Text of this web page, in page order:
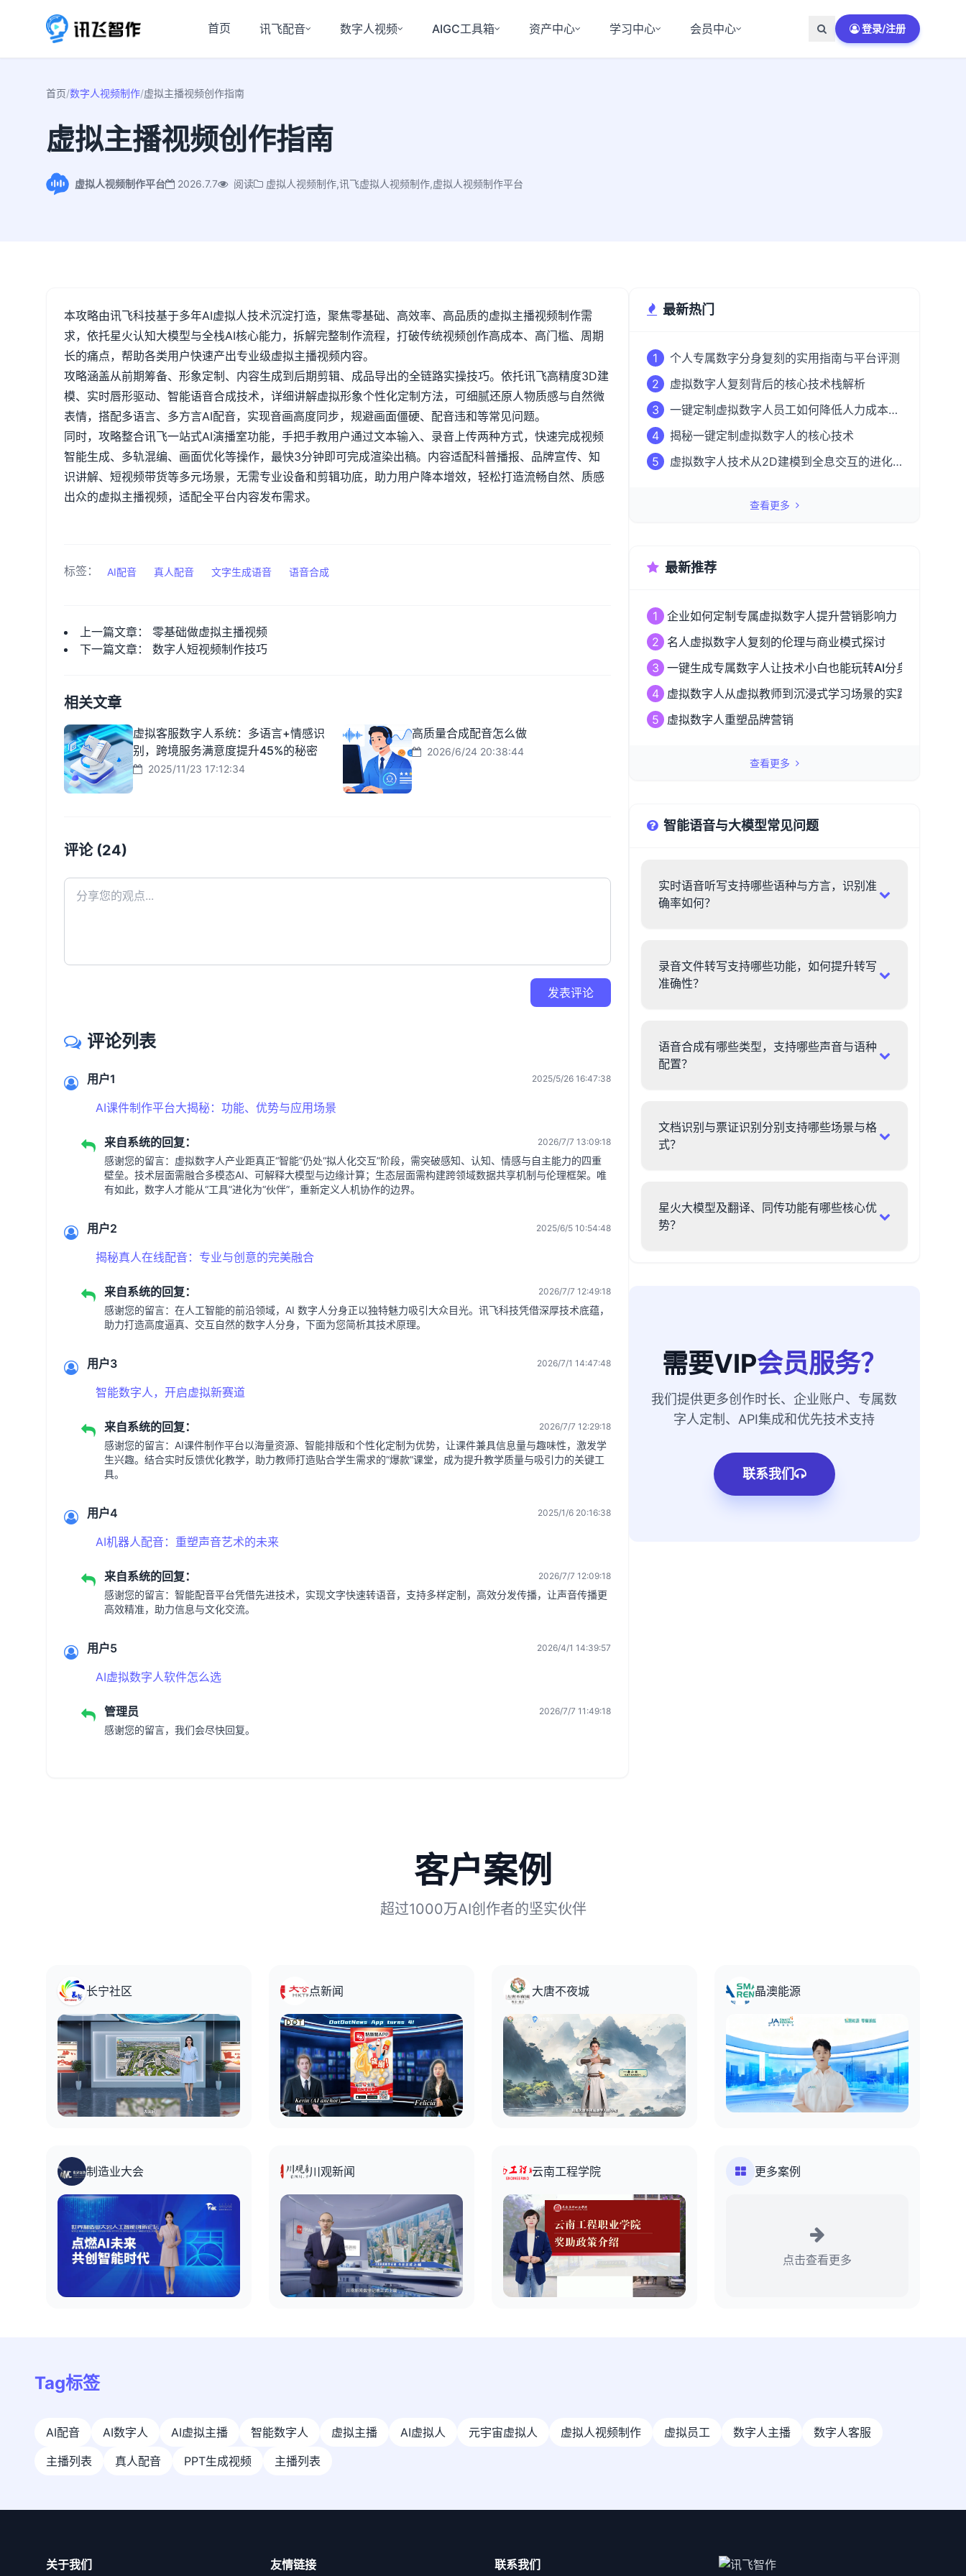
首页 讯飞配音 数字人视频 AIGC工具箱 资产中心 学习中心 会员中心 登录/注册
首页/数字人视频制作/虚拟主播视频创作指南
虚拟主播视频创作指南
虚拟人视频制作平台 2026.7.7 阅读 虚拟人视频制作,讯飞虚拟人视频制作,虚拟人视频制作平台
本攻略由讯飞科技基于多年AI虚拟人技术沉淀打造，聚焦零基础、高效率、高品质的虚拟主播视频制作需
求，依托星火认知大模型与全栈AI核心能力，拆解完整制作流程，打破传统视频创作高成本、高门槛、周期
长的痛点，帮助各类用户快速产出专业级虚拟主播视频内容。
攻略涵盖从前期筹备、形象定制、内容生成到后期剪辑、成品导出的全链路实操技巧。依托讯飞高精度3D建
模、实时唇形驱动、智能语音合成技术，详细讲解虚拟形象个性化定制方法，可细腻还原人物质感与自然微
表情，搭配多语言、多方言AI配音，实现音画高度同步，规避画面僵硬、配音违和等常见问题。
同时，攻略整合讯飞一站式AI演播室功能，手把手教用户通过文本输入、录音上传两种方式，快速完成视频
智能生成、多轨混编、画面优化等操作，最快3分钟即可完成渲染出稿。内容适配科普播报、品牌宣传、知
识讲解、短视频带货等多元场景，无需专业设备和剪辑功底，助力用户降本增效，轻松打造流畅自然、质感
出众的虚拟主播视频，适配全平台内容发布需求。
标签： AI配音 真人配音 文字生成语音 语音合成
上一篇文章： 零基础做虚拟主播视频
下一篇文章： 数字人短视频制作技巧
相关文章
虚拟客服数字人系统：多语言+情感识
别，跨境服务满意度提升45%的秘密
2025/11/23 17:12:34
高质量合成配音怎么做
2026/6/24 20:38:44
评论 (24)
发表评论
评论列表
用户1 2025/5/26 16:47:38
AI课件制作平台大揭秘：功能、优势与应用场景
来自系统的回复： 2026/7/7 13:09:18
感谢您的留言：虚拟数字人产业距真正“智能”仍处“拟人化交互”阶段，需突破感知、认知、情感与自主能力的四重
壁垒。技术层面需融合多模态AI、可解释大模型与边缘计算；生态层面需构建跨领域数据共享机制与伦理框架。唯
有如此，数字人才能从“工具”进化为“伙伴”，重新定义人机协作的边界。
用户2 2025/6/5 10:54:48
揭秘真人在线配音：专业与创意的完美融合
来自系统的回复： 2026/7/7 12:49:18
感谢您的留言：在人工智能的前沿领域，AI 数字人分身正以独特魅力吸引大众目光。讯飞科技凭借深厚技术底蕴，
助力打造高度逼真、交互自然的数字人分身，下面为您简析其技术原理。
用户3 2026/7/1 14:47:48
智能数字人，开启虚拟新赛道
来自系统的回复： 2026/7/7 12:29:18
感谢您的留言：AI课件制作平台以海量资源、智能排版和个性化定制为优势，让课件兼具信息量与趣味性，激发学
生兴趣。结合实时反馈优化教学，助力教师打造贴合学生需求的“爆款”课堂，成为提升教学质量与吸引力的关键工
具。
用户4 2025/1/6 20:16:38
AI机器人配音：重塑声音艺术的未来
来自系统的回复： 2026/7/7 12:09:18
感谢您的留言：智能配音平台凭借先进技术，实现文字快速转语音，支持多样定制，高效分发传播，让声音传播更
高效精准，助力信息与文化交流。
用户5 2026/4/1 14:39:57
AI虚拟数字人软件怎么选
管理员 2026/7/7 11:49:18
感谢您的留言，我们会尽快回复。
最新热门
1
个人专属数字分身复刻的实用指南与平台评测
2
虚拟数字人复刻背后的核心技术栈解析
3
一键定制虚拟数字人员工如何降低人力成本
50%？
4
揭秘一键定制虚拟数字人的核心技术
5
虚拟数字人技术从2D建模到全息交互的进化
查看更多
最新推荐
1
企业如何定制专属虚拟数字人提升营销影响力
2
名人虚拟数字人复刻的伦理与商业模式探讨
3 一键生成专属数字人让技术小白也能玩转AI分身革命
4
虚拟数字人从虚拟教师到沉浸式学习场景的实践探索
5
虚拟数字人重塑品牌营销
查看更多
智能语音与大模型常见问题
实时语音听写支持哪些语种与方言，识别准
确率如何？
录音文件转写支持哪些功能，如何提升转写
准确性？
语音合成有哪些类型，支持哪些声音与语种
配置？
文档识别与票证识别分别支持哪些场景与格
式？
星火大模型及翻译、同传功能有哪些核心优
势？
需要VIP会员服务？
我们提供更多创作时长、企业账户、专属数
字人定制、API集成和优先技术支持
联系我们
客户案例
超过1000万AI创作者的坚实伙伴
长宁社区 点新闻 大唐不夜城 晶澳能源
制造业大会 川观新闻 云南工程学院 更多案例
点击查看更多
Tag标签
AI配音 AI数字人 AI虚拟主播 智能数字人 虚拟主播 AI虚拟人 元宇宙虚拟人 虚拟人视频制作 虚拟员工 数字人主播
数字人客服
主播列表
真人配音 PPT生成视频 主播列表
关于我们 友情链接 联系我们